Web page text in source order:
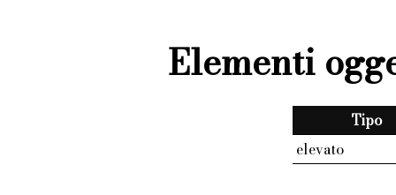
Elementi
Tipo
elevato